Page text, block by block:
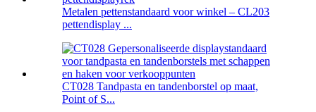
Metalen pettenstandaard voor winkel – CL203
pettendisplay ...
CT028 Tandpasta en tandenborstel op maat,
Point of S...